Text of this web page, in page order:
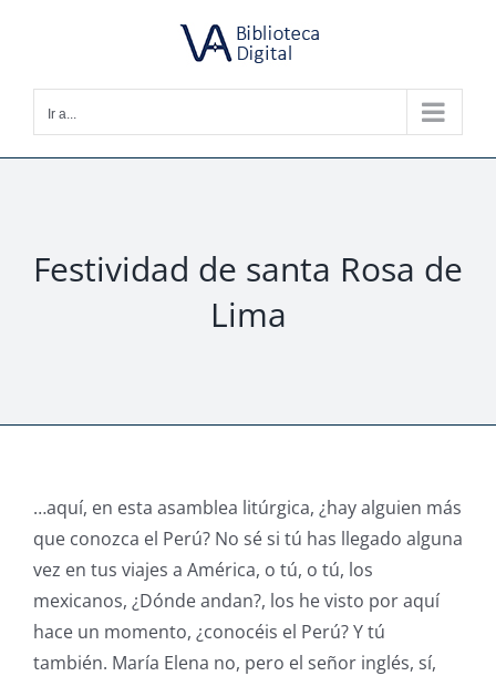
Ir a...
Festividad de santa Rosa de
Lima
…aquí, en esta asamblea litúrgica, ¿hay alguien más
que conozca el Perú? No sé si tú has llegado alguna
vez en tus viajes a América, o tú, o tú, los
mexicanos, ¿Dónde andan?, los he visto por aquí
hace un momento, ¿conocéis el Perú? Y tú
también. María Elena no, pero el señor inglés, sí,